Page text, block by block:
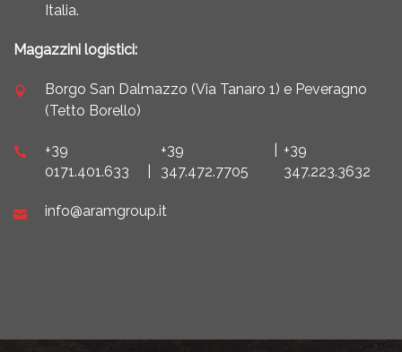
Italia.
Magazzini logistici:
Borgo San Dalmazzo (Via Tanaro 1) e Peveragno
(Tetto Borello)
+39
0171.401.633
+39
347.472.7705
+39
347.223.3632
info@aramgroup.it